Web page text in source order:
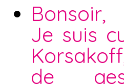
Bonsoir,
Je suis
de